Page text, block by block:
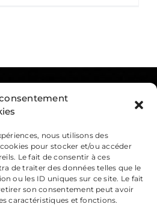
nous utilisons des
pour stocker et/ou accéder
Le fait de consentir à ces
de traiter des données telles que le
ou les ID uniques sur ce site. Le fait
son consentement peut avoir
caractéristiques et fonctions.
Menu
Accueil
Contact